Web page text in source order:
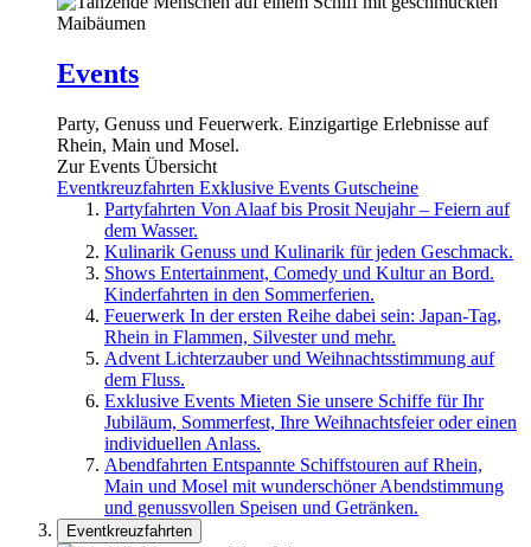
Events
Party, Genuss und Feuerwerk. Einzigartige Erlebnisse auf
Rhein, Main und Mosel.
Zur Events Übersicht
Eventkreuzfahrten Exklusive Events Gutscheine
Partyfahrten Von Alaaf bis Prosit Neujahr – Feiern auf
dem Wasser.
Kulinarik Genuss und Kulinarik für jeden Geschmack.
Shows Entertainment, Comedy und Kultur an Bord.
Kinderfahrten in den Sommerferien.
Feuerwerk In der ersten Reihe dabei sein: Japan-Tag,
Rhein in Flammen, Silvester und mehr.
Advent Lichterzauber und Weihnachtsstimmung auf
dem Fluss.
Exklusive Events Mieten Sie unsere Schiffe für Ihr
Jubiläum, Sommerfest, Ihre Weihnachtsfeier oder einen
individuellen Anlass.
Abendfahrten Entspannte Schiffstouren auf Rhein,
Main und Mosel mit wunderschöner Abendstimmung
und genussvollen Speisen und Getränken.
Eventkreuzfahrten